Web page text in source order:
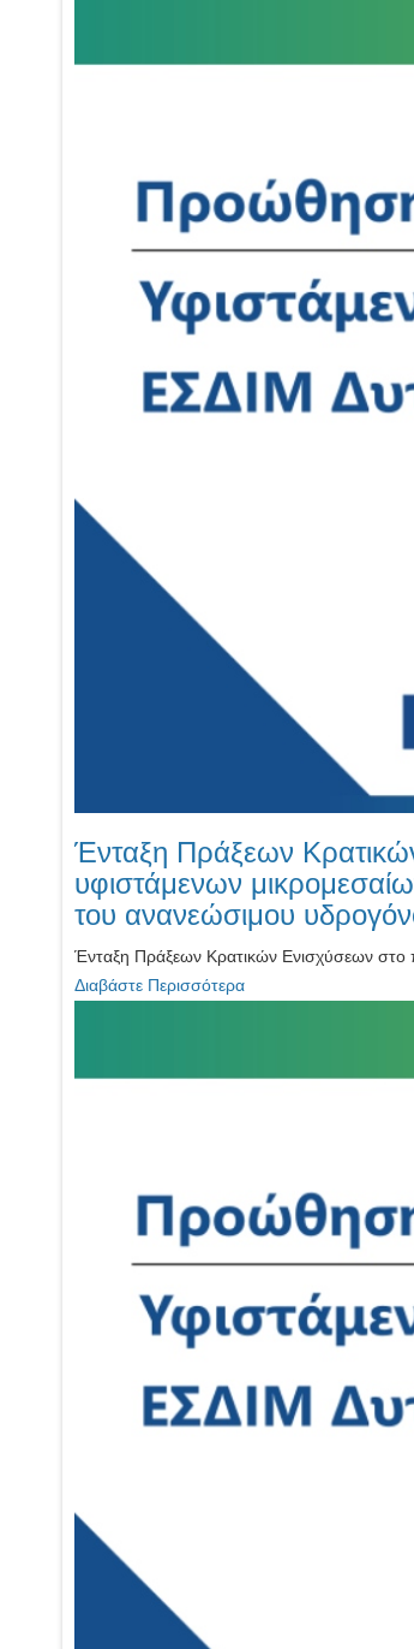
Ένταξη Πράξεων
υφιστάμενων
του ανανεώσιμου
Ένταξη Πράξεων Κρατικών Ενισχύσεων στο
Διαβάστε Περισσότερα